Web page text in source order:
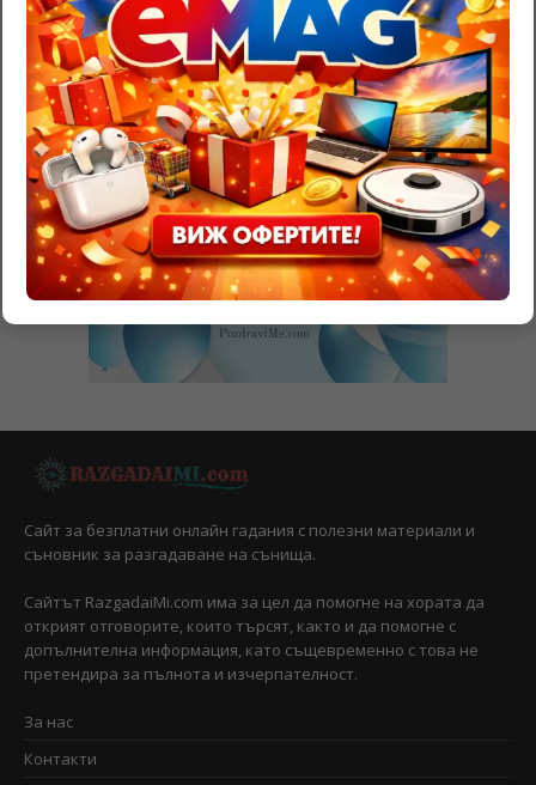
Сайт за безплатни онлайн гадания с полезни материали и
съновник за разгадаване на сънища.
Сайтът RazgadaiMi.com има за цел да помогне на хората да
открият отговорите, които търсят, както и да помогне с
допълнителна информация, като същевременно с това не
претендира за пълнота и изчерпателност.
За нас
Контакти